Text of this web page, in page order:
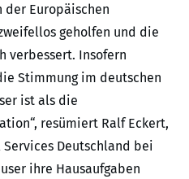
der Europäischen
geholfen und die
verbessert. Insofern
Stimmung im deutschen
ist als die
resümiert Ralf Eckert,
Deutschland bei
ihre Hausaufgaben